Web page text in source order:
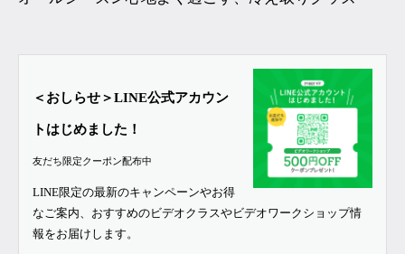
＜おしらせ＞LINE公式アカウン
トはじめました！
友だち限定クーポン配布中
LINE限定の最新のキャンペーンやお得
なご案内、おすすめのビデオクラスやビデオワークショップ情
報をお届けします。